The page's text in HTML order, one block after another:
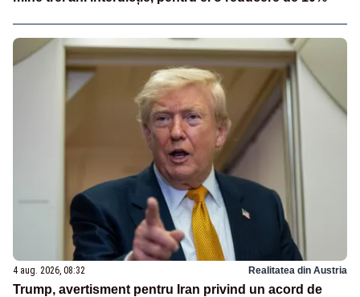
4 aug. 2026, 08:32 Realitatea din Austria
Trump, avertisment pentru Iran privind un acord de